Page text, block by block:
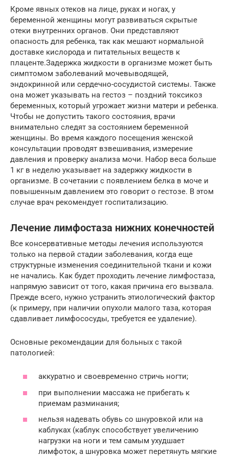
Кроме явных отеков на лице, руках и ногах, у
беременной женщины могут развиваться скрытые
отеки внутренних органов. Они представляют
опасность для ребенка, так как мешают нормальной
доставке кислорода и питательных веществ к
плаценте.Задержка жидкости в организме может быть
симптомом заболеваний мочевыводящей,
эндокринной или сердечно-сосудистой системы. Также
она может указывать на гестоз – поздний токсикоз
беременных, который угрожает жизни матери и ребенка.
Чтобы не допустить такого состояния, врачи
внимательно следят за состоянием беременной
женщины. Во время каждого посещения женской
консультации проводят взвешивания, измерение
давления и проверку анализа мочи. Набор веса больше
1 кг в неделю указывает на задержку жидкости в
организме. В сочетании с появлением белка в моче и
повышенным давлением это говорит о гестозе. В этом
случае врач рекомендует госпитализацию.
Лечение лимфостаза нижних конечностей
Все консервативные методы лечения используются
только на первой стадии заболевания, когда еще
структурные изменения соединительной ткани и кожи
не начались. Как будет проходить лечение лимфостаза,
напрямую зависит от того, какая причина его вызвала.
Прежде всего, нужно устранить этиологический фактор
(к примеру, при наличии опухоли малого таза, которая
сдавливает лимфососуды, требуется ее удаление).
Основные рекомендации для больных с такой
патологией:
аккуратно и своевременно стричь ногти;
при выполнении массажа не прибегать к
приемам разминания;
нельзя надевать обувь со шнуровкой или на
каблуках (каблук способствует увеличению
нагрузки на ноги и тем самым ухудшает
лимфоток, а шнуровка может перетянуть мягкие